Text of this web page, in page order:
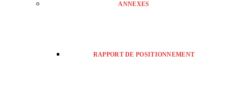
ANNEXES
RAPPORT DE POSITIONNEMENT